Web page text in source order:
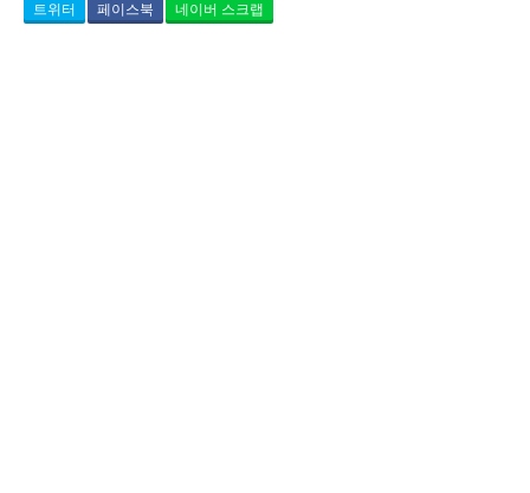
트위터
페이스북 네이버 스크랩